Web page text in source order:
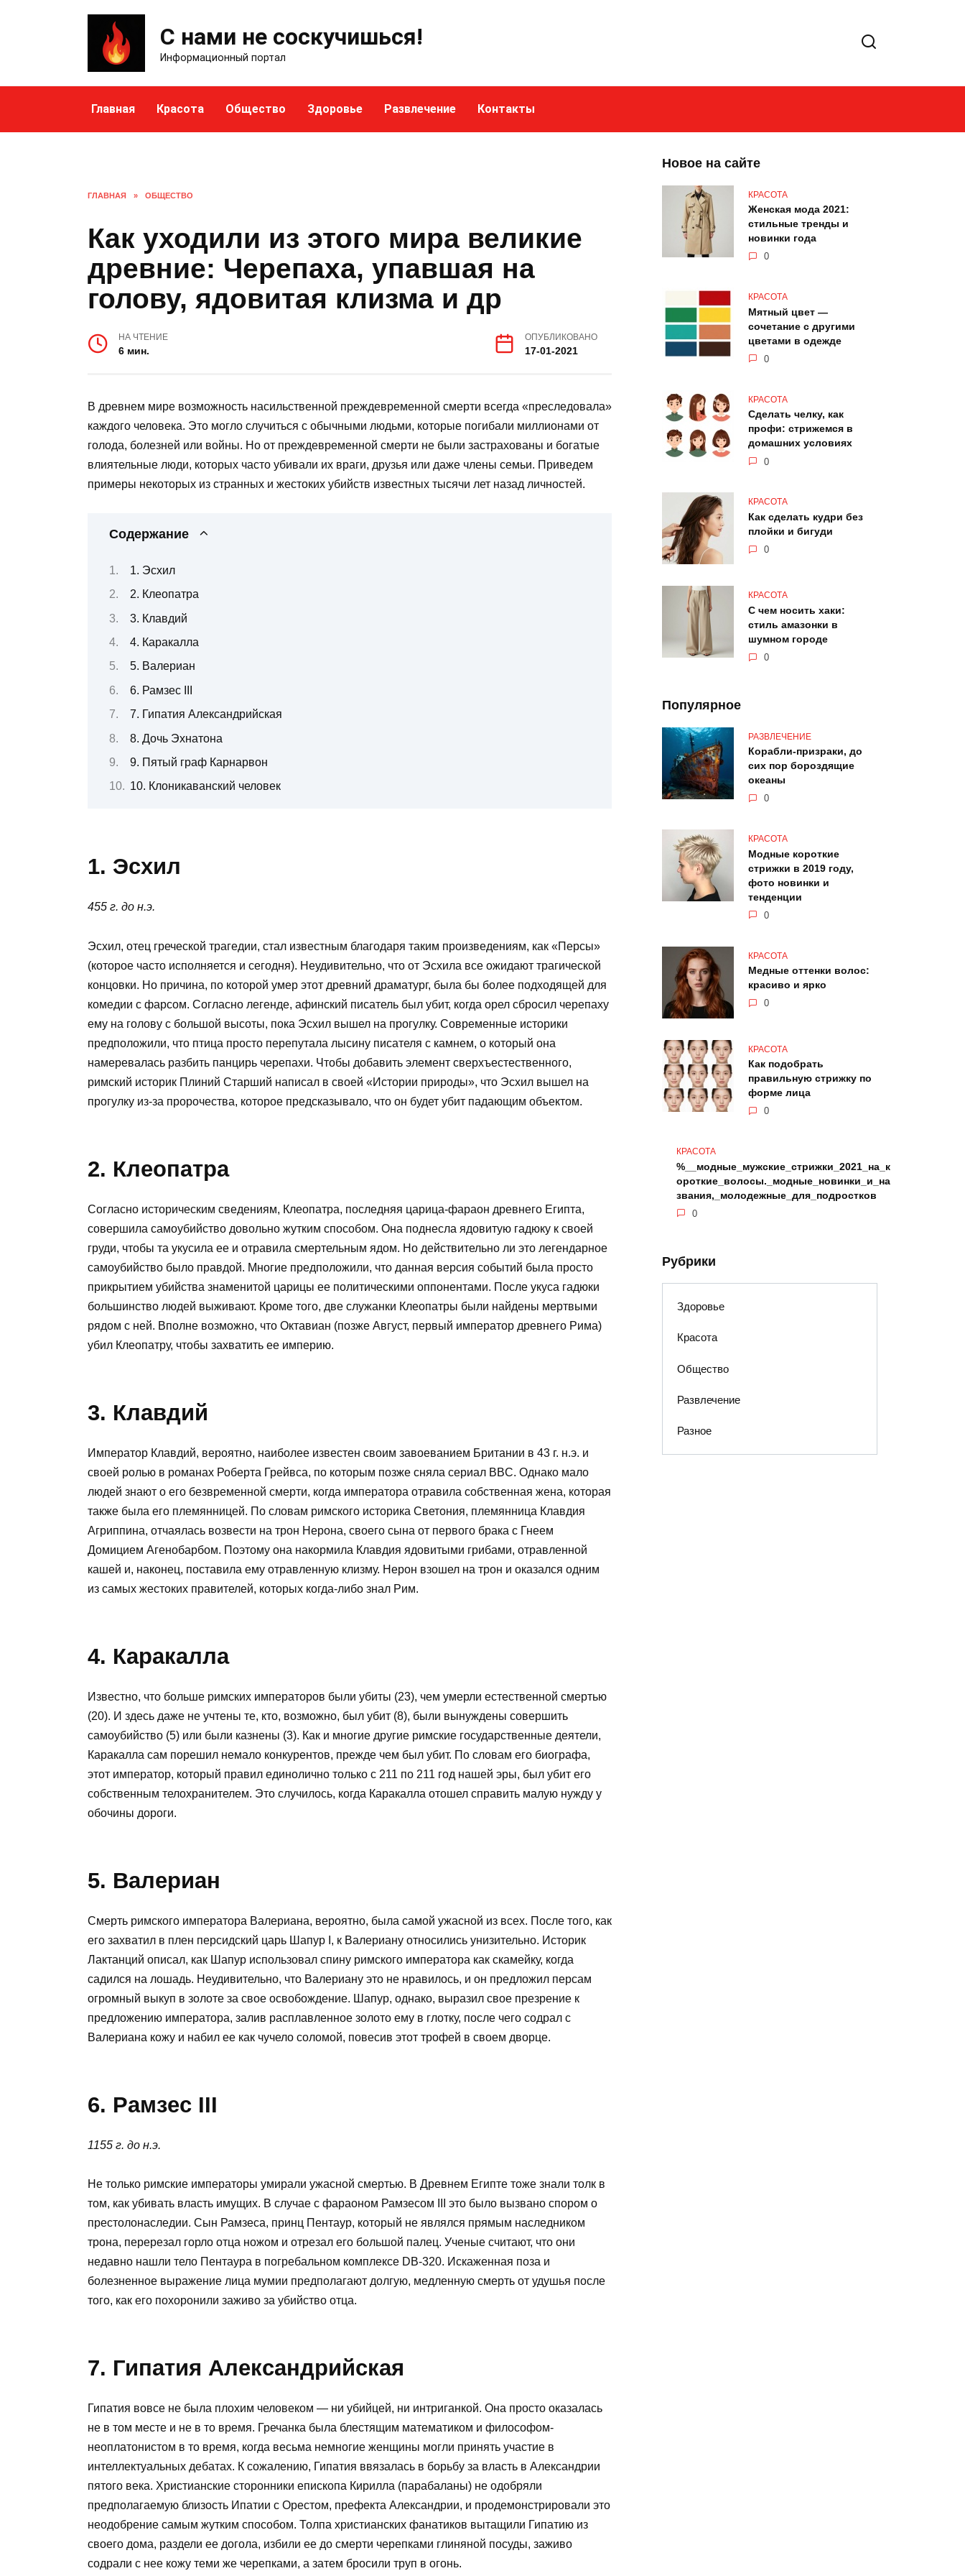
С нами не соскучишься!
Информационный портал
Главная Красота Общество Здоровье Развлечение Контакты
ГЛАВНАЯ » ОБЩЕСТВО
Как уходили из этого мира великие
древние: Черепаха, упавшая на
голову, ядовитая клизма и др
НА ЧТЕНИЕ
6 мин.
ОПУБЛИКОВАНО
17-01-2021
В древнем мире возможность насильственной преждевременной смерти всегда «преследовала»
каждого человека. Это могло случиться с обычными людьми, которые погибали миллионами от
голода, болезней или войны. Но от преждевременной смерти не были застрахованы и богатые
влиятельные люди, которых часто убивали их враги, друзья или даже члены семьи. Приведем
примеры некоторых из странных и жестоких убийств известных тысячи лет назад личностей.
Содержание
1. Эсхил
2. Клеопатра
3. Клавдий
4. Каракалла
5. Валериан
6. Рамзес III
7. Гипатия Александрийская
8. Дочь Эхнатона
9. Пятый граф Карнарвон
10. Клоникаванский человек
1. Эсхил
455 г. до н.э.
Эсхил, отец греческой трагедии, стал известным благодаря таким произведениям, как «Персы»
(которое часто исполняется и сегодня). Неудивительно, что от Эсхила все ожидают трагической
концовки. Но причина, по которой умер этот древний драматург, была бы более подходящей для
комедии с фарсом. Согласно легенде, афинский писатель был убит, когда орел сбросил черепаху
ему на голову с большой высоты, пока Эсхил вышел на прогулку. Современные историки
предположили, что птица просто перепутала лысину писателя с камнем, о который она
намеревалась разбить панцирь черепахи. Чтобы добавить элемент сверхъестественного,
римский историк Плиний Старший написал в своей «Истории природы», что Эсхил вышел на
прогулку из-за пророчества, которое предсказывало, что он будет убит падающим объектом.
2. Клеопатра
Согласно историческим сведениям, Клеопатра, последняя царица-фараон древнего Египта,
совершила самоубийство довольно жутким способом. Она поднесла ядовитую гадюку к своей
груди, чтобы та укусила ее и отравила смертельным ядом. Но действительно ли это легендарное
самоубийство было правдой. Многие предположили, что данная версия событий была просто
прикрытием убийства знаменитой царицы ее политическими оппонентами. После укуса гадюки
большинство людей выживают. Кроме того, две служанки Клеопатры были найдены мертвыми
рядом с ней. Вполне возможно, что Октавиан (позже Август, первый император древнего Рима)
убил Клеопатру, чтобы захватить ее империю.
3. Клавдий
Император Клавдий, вероятно, наиболее известен своим завоеванием Британии в 43 г. н.э. и
своей ролью в романах Роберта Грейвса, по которым позже сняла сериал BBC. Однако мало
людей знают о его безвременной смерти, когда императора отравила собственная жена, которая
также была его племянницей. По словам римского историка Светония, племянница Клавдия
Агриппина, отчаялась возвести на трон Нерона, своего сына от первого брака с Гнеем
Домицием Агенобарбом. Поэтому она накормила Клавдия ядовитыми грибами, отравленной
кашей и, наконец, поставила ему отравленную клизму. Нерон взошел на трон и оказался одним
из самых жестоких правителей, которых когда-либо знал Рим.
4. Каракалла
Известно, что больше римских императоров были убиты (23), чем умерли естественной смертью
(20). И здесь даже не учтены те, кто, возможно, был убит (8), были вынуждены совершить
самоубийство (5) или были казнены (3). Как и многие другие римские государственные деятели,
Каракалла сам порешил немало конкурентов, прежде чем был убит. По словам его биографа,
этот император, который правил единолично только с 211 по 211 год нашей эры, был убит его
собственным телохранителем. Это случилось, когда Каракалла отошел справить малую нужду у
обочины дороги.
5. Валериан
Смерть римского императора Валериана, вероятно, была самой ужасной из всех. После того, как
его захватил в плен персидский царь Шапур I, к Валериану относились унизительно. Историк
Лактанций описал, как Шапур использовал спину римского императора как скамейку, когда
садился на лошадь. Неудивительно, что Валериану это не нравилось, и он предложил персам
огромный выкуп в золоте за свое освобождение. Шапур, однако, выразил свое презрение к
предложению императора, залив расплавленное золото ему в глотку, после чего содрал с
Валериана кожу и набил ее как чучело соломой, повесив этот трофей в своем дворце.
6. Рамзес III
1155 г. до н.э.
Не только римские императоры умирали ужасной смертью. В Древнем Египте тоже знали толк в
том, как убивать власть имущих. В случае с фараоном Рамзесом III это было вызвано спором о
престолонаследии. Сын Рамзеса, принц Пентаур, который не являлся прямым наследником
трона, перерезал горло отца ножом и отрезал его большой палец. Ученые считают, что они
недавно нашли тело Пентаура в погребальном комплексе DB-320. Искаженная поза и
болезненное выражение лица мумии предполагают долгую, медленную смерть от удушья после
того, как его похоронили заживо за убийство отца.
7. Гипатия Александрийская
Гипатия вовсе не была плохим человеком — ни убийцей, ни интриганкой. Она просто оказалась
не в том месте и не в то время. Гречанка была блестящим математиком и философом-
неоплатонистом в то время, когда весьма немногие женщины могли принять участие в
интеллектуальных дебатах. К сожалению, Гипатия ввязалась в борьбу за власть в Александрии
пятого века. Христианские сторонники епископа Кирилла (парабаланы) не одобряли
предполагаемую близость Ипатии с Орестом, префекта Александрии, и продемонстрировали это
неодобрение самым жутким способом. Толпа христианских фанатиков вытащили Гипатию из
своего дома, раздели ее догола, избили ее до смерти черепками глиняной посуды, заживо
содрали с нее кожу теми же черепками, а затем бросили труп в огонь.
Новое на сайте
КРАСОТА
Женская мода 2021:
стильные тренды и
новинки года
0
КРАСОТА
Мятный цвет —
сочетание с другими
цветами в одежде
0
КРАСОТА
Сделать челку, как
профи: стрижемся в
домашних условиях
0
КРАСОТА
Как сделать кудри без
плойки и бигуди
0
КРАСОТА
С чем носить хаки:
стиль амазонки в
шумном городе
0
Популярное
РАЗВЛЕЧЕНИЕ
Корабли-призраки, до
сих пор бороздящие
океаны
0
КРАСОТА
Модные короткие
стрижки в 2019 году,
фото новинки и
тенденции
0
КРАСОТА
Медные оттенки волос:
красиво и ярко
0
КРАСОТА
Как подобрать
правильную стрижку по
форме лица
0
КРАСОТА
%__модные_мужские_стрижки_2021_на_к
ороткие_волосы._модные_новинки_и_на
звания,_молодежные_для_подростков
0
Рубрики
Здоровье
Красота
Общество
Развлечение
Разное